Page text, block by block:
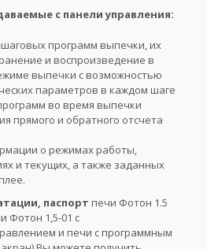
с панели управления:
шаговых программ выпечки, их
и воспроизведение в
выпечки с возможностью
параметров в каждом шаге
во время выпечки
прямого и обратного отсчета
о режимах работы,
и текущих, а также заданных
паспорт печи Фотон 1.5
Фотон 1,5-01 с
и печи с программным